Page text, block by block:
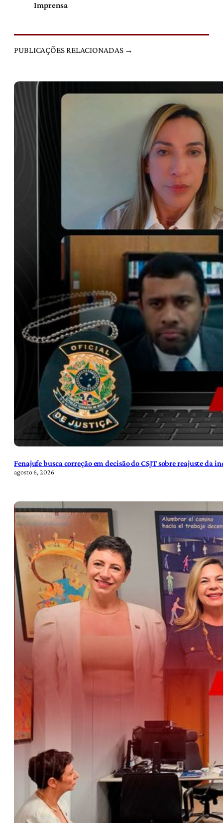
Imprensa
PUBLICAÇÕES RELACIONADAS →
Fenajufe busca correção em decisão do CSJT sobre reajuste da
agosto 6, 2026